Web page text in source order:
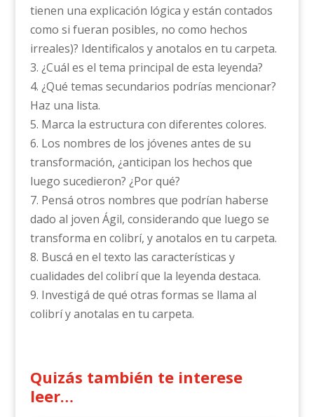
tienen una explicación lógica y están contados
como si fueran posibles, no como hechos
irreales)? Identificalos y anotalos en tu carpeta.
3. ¿Cuál es el tema principal de esta leyenda?
4. ¿Qué temas secundarios podrías mencionar?
Haz una lista.
5. Marca la estructura con diferentes colores.
6. Los nombres de los jóvenes antes de su
transformación, ¿anticipan los hechos que
luego sucedieron? ¿Por qué?
7. Pensá otros nombres que podrían haberse
dado al joven Ágil, considerando que luego se
transforma en colibrí, y anotalos en tu carpeta.
8. Buscá en el texto las características y
cualidades del colibrí que la leyenda destaca.
9. Investigá de qué otras formas se llama al
colibrí y anotalas en tu carpeta.
Quizás también te interese
leer…